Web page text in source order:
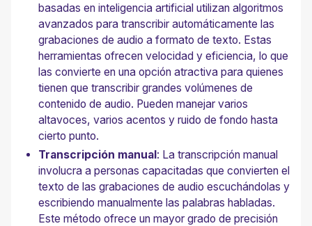
basadas en inteligencia artificial utilizan algoritmos
avanzados para transcribir automáticamente las
grabaciones de audio a formato de texto. Estas
herramientas ofrecen velocidad y eficiencia, lo que
las convierte en una opción atractiva para quienes
tienen que transcribir grandes volúmenes de
contenido de audio. Pueden manejar varios
altavoces, varios acentos y ruido de fondo hasta
cierto punto.
Transcripción manual : La transcripción manual
involucra a personas capacitadas que convierten el
texto de las grabaciones de audio escuchándolas y
escribiendo manualmente las palabras habladas.
Este método ofrece un mayor grado de precisión